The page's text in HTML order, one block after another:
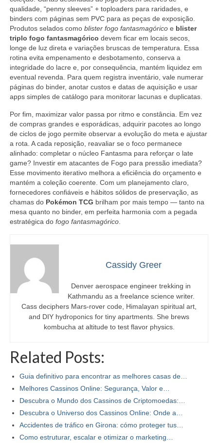
qualidade, “penny sleeves” + toploaders para raridades, e
binders com páginas sem PVC para as peças de exposição.
Produtos selados como blister fogo fantasmagórico e blister
triplo fogo fantasmagórico devem ficar em locais secos,
longe de luz direta e variações bruscas de temperatura. Essa
rotina evita empenamento e desbotamento, conserva a
integridade do lacre e, por consequência, mantém liquidez em
eventual revenda. Para quem registra inventário, vale numerar
páginas do binder, anotar custos e datas de aquisição e usar
apps simples de catálogo para monitorar lacunas e duplicatas.
Por fim, maximizar valor passa por ritmo e constância. Em vez
de compras grandes e esporádicas, adquirir pacotes ao longo
de ciclos de jogo permite observar a evolução do meta e ajustar
a rota. A cada reposição, reavaliar se o foco permanece
alinhado: completar o núcleo Fantasma para reforçar o late
game? Investir em atacantes de Fogo para pressão imediata?
Esse movimento iterativo melhora a eficiência do orçamento e
mantém a coleção coerente. Com um planejamento claro,
fornecedores confiáveis e hábitos sólidos de preservação, as
chamas do Pokémon TCG brilham por mais tempo — tanto na
mesa quanto no binder, em perfeita harmonia com a pegada
estratégica do fogo fantasmagórico.
Cassidy Greer
Denver aerospace engineer trekking in
Kathmandu as a freelance science writer.
Cass deciphers Mars-rover code, Himalayan spiritual art,
and DIY hydroponics for tiny apartments. She brews
kombucha at altitude to test flavor physics.
Related Posts:
Guia definitivo para encontrar as melhores casas de…
Melhores Cassinos Online: Segurança, Valor e…
Descubra o Mundo dos Cassinos de Criptomoedas:…
Descubra o Universo dos Cassinos Online: Onde a…
Accidentes de tráfico en Girona: cómo proteger tus…
Como estruturar, escalar e otimizar o marketing…